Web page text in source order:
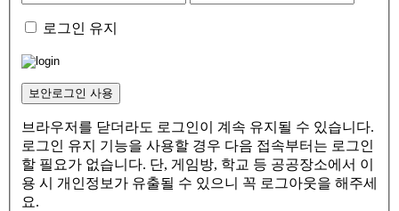
로그인 유지
보안로그인 사용
브라우저를 닫더라도 로그인이 계속 유지될 수 있습니다.
로그인 유지 기능을 사용할 경우 다음 접속부터는 로그인
할 필요가 없습니다. 단, 게임방, 학교 등 공공장소에서 이
용 시 개인정보가 유출될 수 있으니 꼭 로그아웃을 해주세
요.